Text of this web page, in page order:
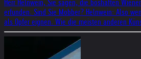
Herr Helnwein, Sie sagen, die boshaften
erfunden. Sind Sie Mobber? Helnwein: Also
als Opfer eignen. Wie die meisten anderen